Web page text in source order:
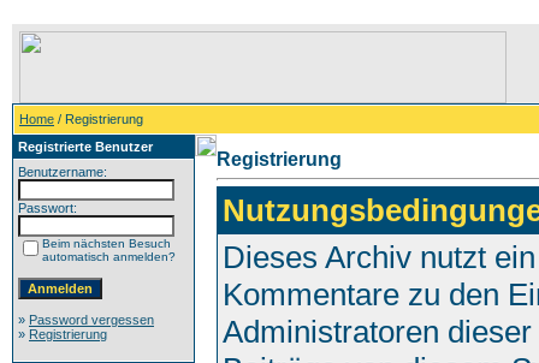
Home / Registrierung
Registrierte Benutzer
Benutzername:
Passwort:
Beim nächsten Besuch
automatisch anmelden?
» Password vergessen
» Registrierung
Registrierung
Dieses Archiv nutzt
Kommentare zu den
Administratoren